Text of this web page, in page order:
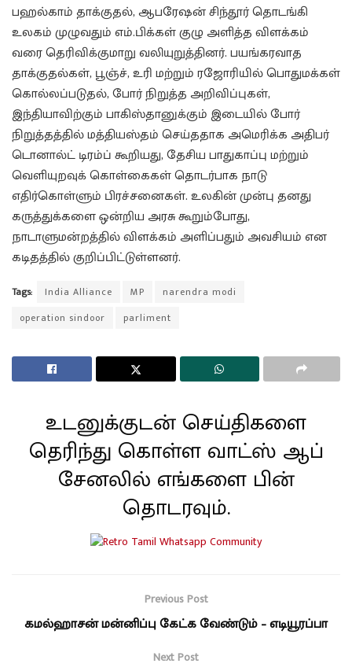
பஹல்காம் தாக்குதல், ஆபரேஷன் சிந்தூர் தொடங்கி
உலகம் முழுவதும் எம்.பிக்கள் குழு அளித்த விளக்கம்
வரை தெரிவிக்குமாறு வலியுறுத்தினர். பயங்கரவாத
தாக்குதல்கள், பூஞ்ச், உரி மற்றும் ரஜோரியில் பொதுமக்கள்
கொல்லப்படுதல், போர் நிறுத்த அறிவிப்புகள்,
இந்தியாவிற்கும் பாகிஸ்தானுக்கும் இடையில் போர்
நிறுத்தத்தில் மத்தியஸ்தம் செய்ததாக அமெரிக்க அதிபர்
டொனால்ட் டிரம்ப் கூறியது, தேசிய பாதுகாப்பு மற்றும்
வெளியுறவுக் கொள்கைகள் தொடர்பாக நாடு
எதிர்கொள்ளும் பிரச்சனைகள். உலகின் முன்பு தனது
கருத்துக்களை ஒன்றிய அரசு கூறும்போது,
நாடாளுமன்றத்தில் விளக்கம் அளிப்பதும் அவசியம் என
கடிதத்தில் குறிப்பிட்டுள்ளனர்.
Tags: India Alliance MP
narendra modi
operation sindoor
parliment
உடனுக்குடன் செய்திகளை
தெரிந்து கொள்ள வாட்ஸ் ஆப்
சேனலில் எங்களை பின்
தொடரவும்.
Previous Post
கமல்ஹாசன் மன்னிப்பு கேட்க வேண்டும் – எடியூரப்பா
Next Post